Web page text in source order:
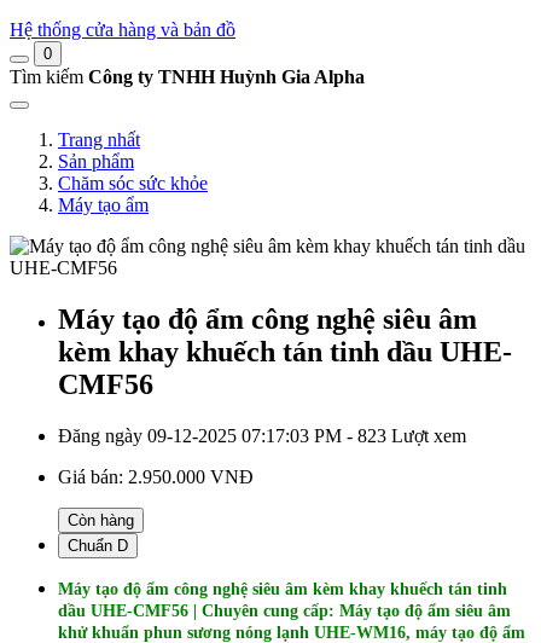
Hệ thống cửa hàng và bản đồ
0
Tìm kiếm Công ty TNHH Huỳnh Gia Alpha
Trang nhất
Sản phẩm
Chăm sóc sức khỏe
Máy tạo ẩm
Máy tạo độ ẩm công nghệ siêu âm
kèm khay khuếch tán tinh dầu UHE-
CMF56
Đăng ngày 09-12-2025 07:17:03 PM - 823 Lượt xem
Giá bán: 2.950.000 VNĐ
Còn hàng
Chuẩn D
Máy tạo độ ẩm công nghệ siêu âm kèm khay khuếch tán tinh
dầu UHE-CMF56 | Chuyên cung cấp: Máy tạo độ ẩm siêu âm
khử khuẩn phun sương nóng lạnh UHE-WM16, máy tạo độ ẩm